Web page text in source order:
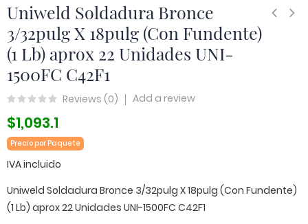
Uniweld Soldadura Bronce
3/32pulg X 18pulg (Con Fundente)
(1 Lb) aprox 22 Unidades UNI-
1500FC C42F1
Reviews (0) Add a review
$1,093.1
Precio por Paquete
IVA incluido
Uniweld Soldadura Bronce 3/32pulg X 18pulg (Con Fundente)
(1 Lb) aprox 22 Unidades UNI-1500FC C42F1